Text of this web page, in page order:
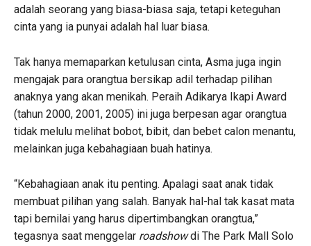
adalah seorang yang biasa-biasa saja, tetapi keteguhan
cinta yang ia punyai adalah hal luar biasa.
Tak hanya memaparkan ketulusan cinta, Asma juga ingin
mengajak para orangtua bersikap adil terhadap pilihan
anaknya yang akan menikah. Peraih Adikarya Ikapi Award
(tahun 2000, 2001, 2005) ini juga berpesan agar orangtua
tidak melulu melihat bobot, bibit, dan bebet calon menantu,
melainkan juga kebahagiaan buah hatinya.
“Kebahagiaan anak itu penting. Apalagi saat anak tidak
membuat pilihan yang salah. Banyak hal-hal tak kasat mata
tapi bernilai yang harus dipertimbangkan orangtua,”
tegasnya saat menggelar roadshowdi The Park Mall Solo